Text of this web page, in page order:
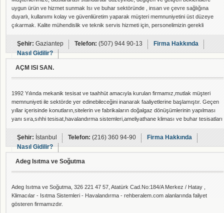
uygun ürün ve hizmet sunmak Isı ve buhar sektöründe , insan ve çevre sağlığına
duyarlı, kullanımı kolay ve güvenliüretim yaparak müşteri memnuniyetini üst düzeye
çıkarmak. Kalite mühendislik ve teknik servis hizmeti için, personelimizin gerekli
eğitimlere katılımını sağlamak, Çalışanlarımıza, sürekli kalite bilincini yerleştirmek
Mevcut ürün ve hizmetleri geliştirmek için, takım anlayışının oluşturduğu güç bitliğini
sürekli
Şehir:Gaziantep Telefon:(507) 944 90-13
Firma Hakkında
Nasıl Gidilir?
AÇM ISI SAN.
1992 Yılında mekanik tesisat ve taahhüt amacıyla kurulan firmamız,mutlak müşteri
memnuniyeti ile sektörde yer edinebileceğini inanarak faaliyetlerine başlamıştır. Geçen
yıllar içerisinde konutların,sitelerin ve fabrikaların doğalgaz dönüşümlerinin yapılması
yanı sıra,sıhhi tesisat,havalandırma sistemleri,ameliyathane kliması ve buhar tesisatları
konusunda da faaliyetlerine devam ettirmiştir. Kuruluşundan bir yıl sonra,bünyesinde
servis teşkilatı oluşturarak ,gerçekleştirmiş olduğu taahhütlerde sonradan çıkabilecek
pro
Şehir:İstanbul Telefon:(216) 360 94-90
Firma Hakkında
Nasıl Gidilir?
Adeg Isıtma ve Soğutma
Adeg Isıtma ve Soğutma, 326 221 47 57, Atatürk Cad.No:184/A Merkez / Hatay ,
Klimacılar - Isıtma Sistemleri - Havalandırma - rehberalem.com alanlarında faliyet
gösteren firmamızdır.